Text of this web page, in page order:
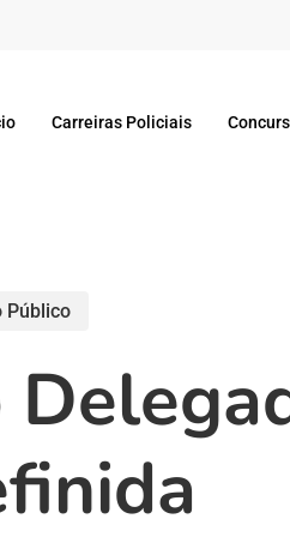
Carreiras Policiais
Público